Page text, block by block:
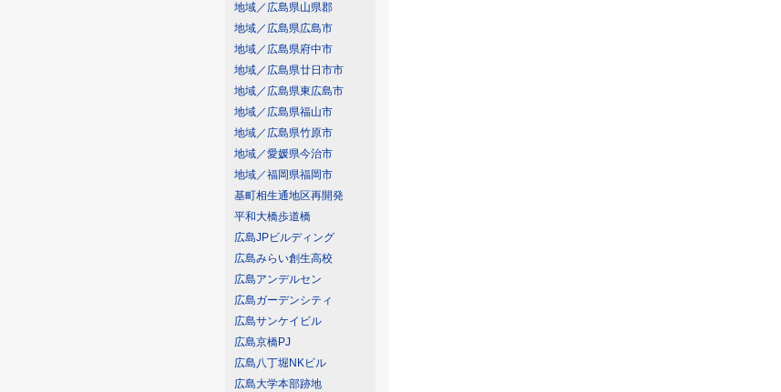
地域／広島県山県郡
地域／広島県広島市
地域／広島県府中市
地域／広島県廿日市市
地域／広島県東広島市
地域／広島県福山市
地域／広島県竹原市
地域／愛媛県今治市
地域／福岡県福岡市
基町相生通地区再開発
平和大橋歩道橋
広島JPビルディング
広島みらい創生高校
広島アンデルセン
広島ガーデンシティ
広島サンケイビル
広島京橋PJ
広島八丁堀NKビル
広島大学本部跡地